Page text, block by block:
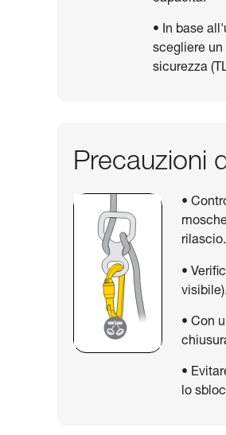
• In base
scegliere un
sicurezza
Precauzioni
•
rilascio.
•
visibile).
• Con
•
lo